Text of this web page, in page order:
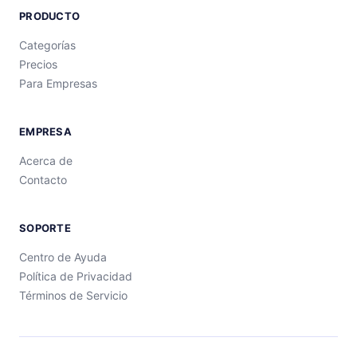
PRODUCTO
Categorías
Precios
Para Empresas
EMPRESA
Acerca de
Contacto
SOPORTE
Centro de Ayuda
Política de Privacidad
Términos de Servicio